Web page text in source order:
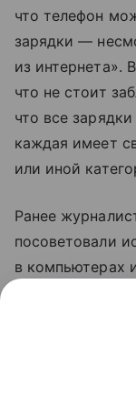
что телефон
зарядки —
из интернета».
что не стоит
что все
каждая имеет
или иной
Ранее
посоветовали
в компьютерах
скорости и